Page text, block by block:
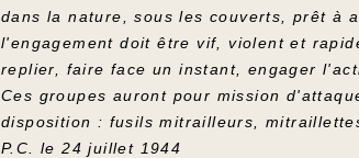
dans la nature, sous les couverts, prêt à
l'engagement doit être vif, violent et
replier, faire face un instant, engager
Ces groupes auront pour mission
disposition : fusils mitrailleurs,
P.C. le 24 juillet 1944